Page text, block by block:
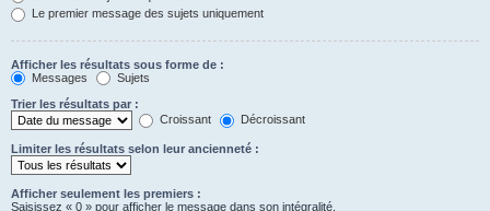
Le premier message des sujets uniquement
Afficher les résultats sous forme de :
Messages
Sujets
Trier les résultats par :
Croissant
Décroissant
Limiter les résultats selon leur ancienneté :
Afficher seulement les premiers :
Saisissez « 0 » pour afficher le message dans son intégralité.